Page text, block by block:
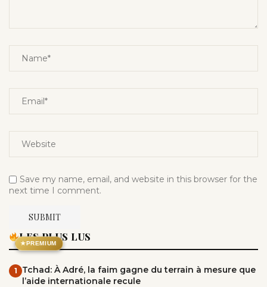
Save my name, email, and website in this browser for the
next time I comment.
★PREMIUM
LES PLUS LUS
1
Tchad: À Adré, la faim gagne du terrain à mesure que
l’aide internationale recule